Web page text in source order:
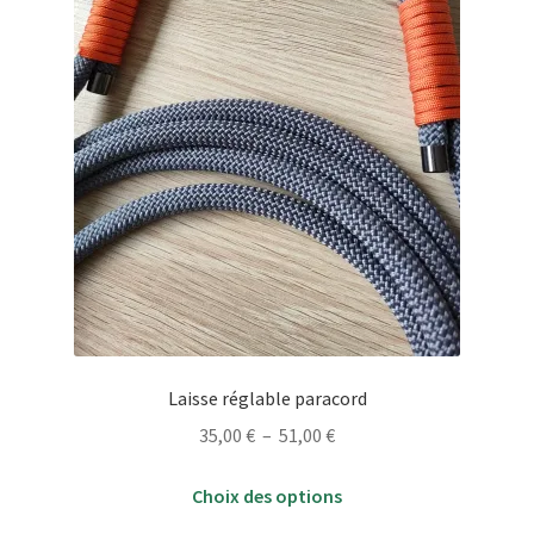
page
du
produit
Laisse réglable paracord
35,00 € – 51,00 €Plage
prix :
Choix des options